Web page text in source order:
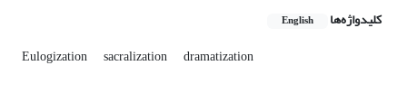
کلیدواژه‌ها English
Eulogization sacralization dramatization